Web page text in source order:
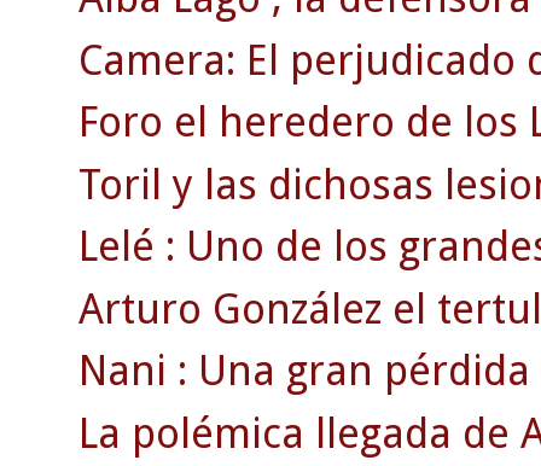
Camera: El perjudicado
Foro el heredero de los
Toril y las dichosas
Lelé : Uno de los
Arturo González el
Nani : Una gran
La polémica llegada de